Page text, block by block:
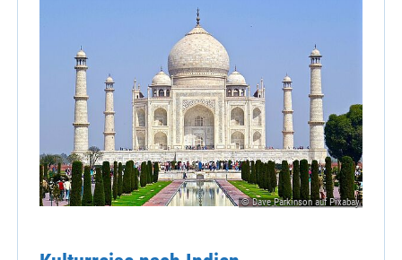
© Dave Parkinson auf Pixabay